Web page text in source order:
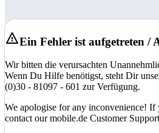
Ein Fehler ist aufgetreten /
Wir bitten die verursachten
Wenn Du Hilfe benötigst, steht Dir
(0)30 - 81097 - 601 zur Verfügung.
We apologise for any inconvenience! If
contact our mobile.de Customer